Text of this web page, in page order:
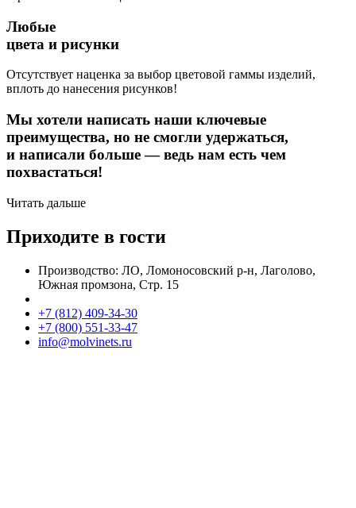
Любые
цвета и рисунки
Отсутствует наценка за выбор цветовой гаммы изделий,
вплоть до нанесения рисунков!
Мы хотели написать наши ключевые
преимущества, но не смогли удержаться,
и написали больше — ведь нам есть чем
похвастаться!
Читать дальше
Приходите в гости
Производство: ЛО, Ломоносовский р-н, Лаголово,
Южная промзона, Стр. 15
+7 (812) 409-34-30
+7 (800) 551-33-47
info@molvinets.ru